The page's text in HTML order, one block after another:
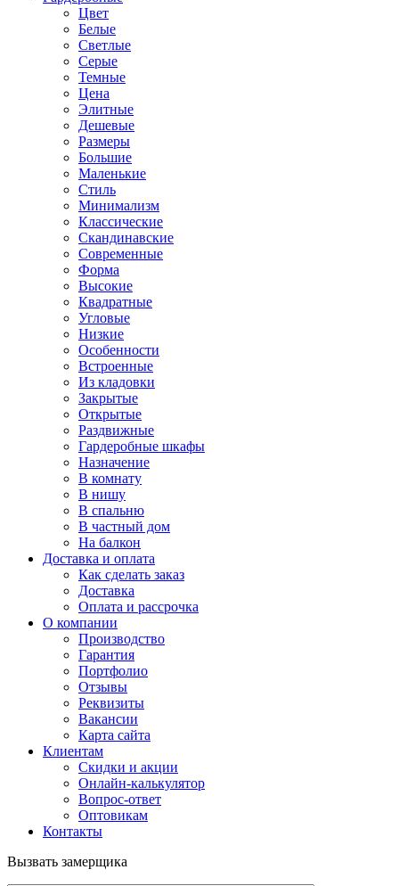
Цвет
Белые
Светлые
Серые
Темные
Цена
Элитные
Дешевые
Размеры
Большие
Маленькие
Стиль
Минимализм
Классические
Скандинавские
Современные
Форма
Высокие
Квадратные
Угловые
Низкие
Особенности
Встроенные
Из кладовки
Закрытые
Открытые
Раздвижные
Гардеробные шкафы
Назначение
В комнату
В нишу
В спальню
В частный дом
На балкон
Доставка и оплата
Как сделать заказ
Доставка
Оплата и рассрочка
О компании
Производство
Гарантия
Портфолио
Отзывы
Реквизиты
Вакансии
Карта сайта
Клиентам
Скидки и акции
Онлайн-калькулятор
Вопрос-ответ
Оптовикам
Контакты
Вызвать замерщика